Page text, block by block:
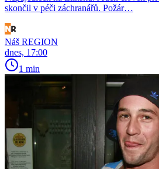
skončil v péči záchranářů. Požár…
Náš REGION
dnes, 17:00
1 min